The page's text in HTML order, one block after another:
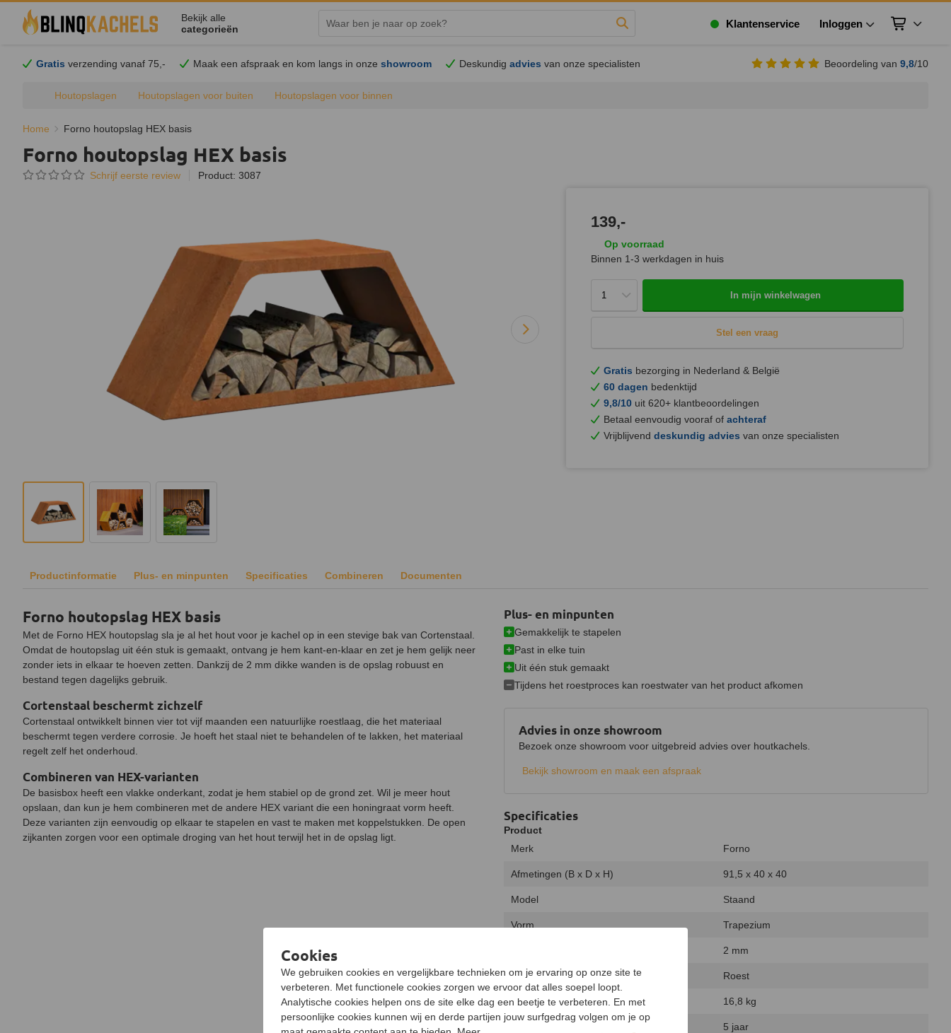
Bekijk alle
categorieën
Klantenservice Inloggen Winkelwagen
Gratis verzending vanaf 75,- Maak een afspraak en kom langs in onzeshowroom Deskundigadvies van onze specialisten Beoordeling van 9,8/10
Houtopslagen Houtopslagen voor buiten Houtopslagen voor binnen
Home Forno houtopslag HEX basis
Forno houtopslag HEX basis
Schrijf eerste review Product: 3087
139,-
Op voorraad
Binnen 1-3 werkdagen in huis
In mijn winkelwagen
Stel een vraag
Gratis bezorging in Nederland & België
60 dagen bedenktijd
9,8/10 uit 620+ klantbeoordelingen
Betaal eenvoudig vooraf of achteraf
Vrijblijvend deskundig advies van onze specialisten
Productinformatie Plus- en minpunten Specificaties Combineren Documenten
Forno houtopslag HEX basis
Met de Forno HEX houtopslag sla je al het hout voor je kachel op in een stevige bak van Cortenstaal.
Omdat de houtopslag uit één stuk is gemaakt, ontvang je hem kant-en-klaar en zet je hem gelijk neer
zonder iets in elkaar te hoeven zetten. Dankzij de 2 mm dikke wanden is de opslag robuust en
bestand tegen dagelijks gebruik.
Cortenstaal beschermt zichzelf
Cortenstaal ontwikkelt binnen vier tot vijf maanden een natuurlijke roestlaag, die het materiaal
beschermt tegen verdere corrosie. Je hoeft het staal niet te behandelen of te lakken, het materiaal
regelt zelf het onderhoud.
Combineren van HEX-varianten
De basisbox heeft een vlakke onderkant, zodat je hem stabiel op de grond zet. Wil je meer hout
opslaan, dan kun je hem combineren met de andere HEX variant die een honingraat vorm heeft.
Deze varianten zijn eenvoudig op elkaar te stapelen en vast te maken met koppelstukken. De open
zijkanten zorgen voor een optimale droging van het hout terwijl het in de opslag ligt.
Plus- en minpunten
Gemakkelijk te stapelen
Past in elke tuin
Uit één stuk gemaakt
Tijdens het roestproces kan roestwater van het product afkomen
Advies in onze showroom
Bezoek onze showroom voor uitgebreid advies over houtkachels.
Bekijk showroom en maak een afspraak
Specificaties
Product
Merk
Forno
Afmetingen (B x D x H) 91,5 x 40 x 40
Model Staand
Vorm Trapezium
2 mm
Kleur Roest
Gewicht 16,8 kg
5 jaar
Cookies
We gebruiken cookies en vergelijkbare technieken om je ervaring op onze site te
verbeteren. Met functionele cookies zorgen we ervoor dat alles soepel loopt.
Analytische cookies helpen ons de site elke dag een beetje te verbeteren. En met
persoonlijke cookies kunnen wij en derde partijen jouw surfgedrag volgen om je op